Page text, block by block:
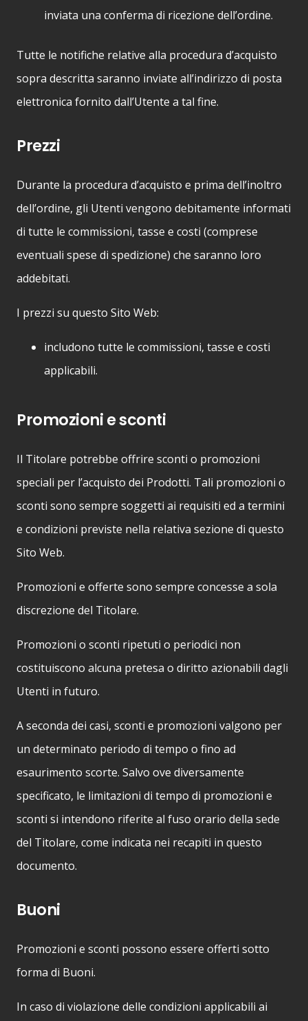
inviata una conferma di ricezione dell’ordine.
Tutte le notifiche relative alla procedura d’acquisto
sopra descritta saranno inviate all’indirizzo di posta
elettronica fornito dall’Utente a tal fine.
Prezzi
Durante la procedura d’acquisto e prima dell’inoltro
dell’ordine, gli Utenti vengono debitamente informati
di tutte le commissioni, tasse e costi (comprese
eventuali spese di spedizione) che saranno loro
addebitati.
I prezzi su questo Sito Web:
includono tutte le commissioni, tasse e costi
applicabili.
Promozioni e sconti
Il Titolare potrebbe offrire sconti o promozioni
speciali per l’acquisto dei Prodotti. Tali promozioni o
sconti sono sempre soggetti ai requisiti ed a termini
e condizioni previste nella relativa sezione di questo
Sito Web.
Promozioni e offerte sono sempre concesse a sola
discrezione del Titolare.
Promozioni o sconti ripetuti o periodici non
costituiscono alcuna pretesa o diritto azionabili dagli
Utenti in futuro.
A seconda dei casi, sconti e promozioni valgono per
un determinato periodo di tempo o fino ad
esaurimento scorte. Salvo ove diversamente
specificato, le limitazioni di tempo di promozioni e
sconti si intendono riferite al fuso orario della sede
del Titolare, come indicata nei recapiti in questo
documento.
Buoni
Promozioni e sconti possono essere offerti sotto
forma di Buoni.
In caso di violazione delle condizioni applicabili ai